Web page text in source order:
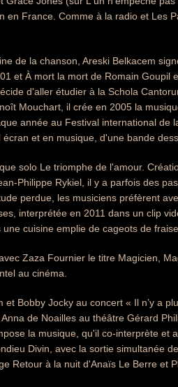
en France. Comme à la radio et Les
de la chanson, Areski Belkacem
et À mort la mort de Romain Goupil
d'aller étudier à la Schola
Mouchart, il crée en 2005 la
année au Festival international de
et en musique, d'une bande
solo Le triomphe de l'amour.
Philippe Rykiel, il y a parfois des
perdue, les musiciens préfèrent
interprétée en 2011 dans un clip
cuisine emplie de cageots de
Zaza Fournier le titre Magicien,
au cinéma.
et Bobby Jocky au concert « Il n’y a
de Noailles au théâtre Gérard
la musique, qu'il co-interprète et
Divin, avec la sortie simultanée
Retour à la nuit d'Anaïs Le Berre et